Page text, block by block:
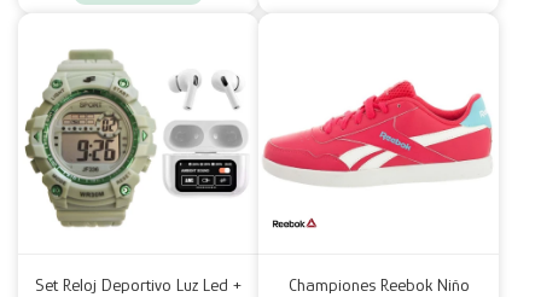
Set Reloj Deportivo Luz Led +
Championes Reebok Niño